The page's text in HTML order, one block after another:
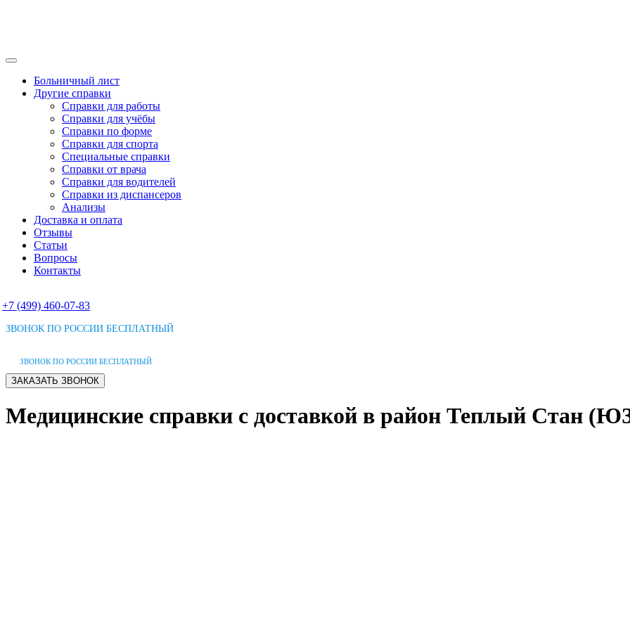
Больничный лист
Другие справки
Справки для работы
Справки для учёбы
Справки по форме
Справки для спорта
Специальные справки
Справки от врача
Справки для водителей
Справки из диспансеров
Анализы
Доставка и оплата
Отзывы
Статьи
Вопросы
Контакты
+7 (499) 460-07-83
ЗВОНОК ПО РОССИИ БЕСПЛАТНЫЙ
ЗВОНОК ПО РОССИИ БЕСПЛАТНЫЙ
Медицинские справки с доставкой в район Теплый Стан